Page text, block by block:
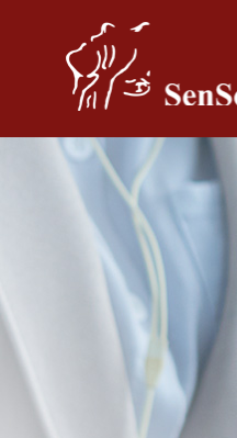
Pular para o conteúdo